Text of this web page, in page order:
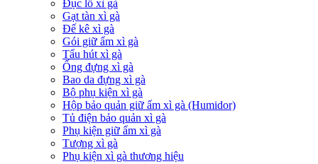
Đục lỗ xì gà
Gạt tàn xì gà
Đế kê xì gà
Gói giữ ẩm xì gà
Tẩu hút xì gà
Ống đựng xì gà
Bao da đựng xì gà
Bộ phụ kiện xì gà
Hộp bảo quản giữ ẩm xì gà (Humidor)
Tủ điện bảo quản xì gà
Phụ kiện giữ ẩm xì gà
Tượng xì gà
Phụ kiện xì gà thương hiệu